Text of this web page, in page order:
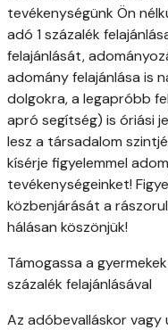
tevékenységünk Ön
adó 1 százalék
felajánlását,
adomány felajánlása is
dolgokra, a legapróbb
apró segítség) is óriási
lesz a társadalom
kísérje figyelemmel
tevékenységeinket!
közbenjárását a
hálásan köszönjük!
Támogassa a
százalék felajánlásával
Az adóbevalláskor vagy